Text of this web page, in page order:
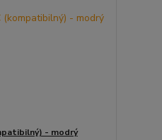
- modrý